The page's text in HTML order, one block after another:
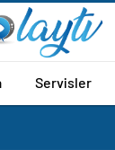
Servisler